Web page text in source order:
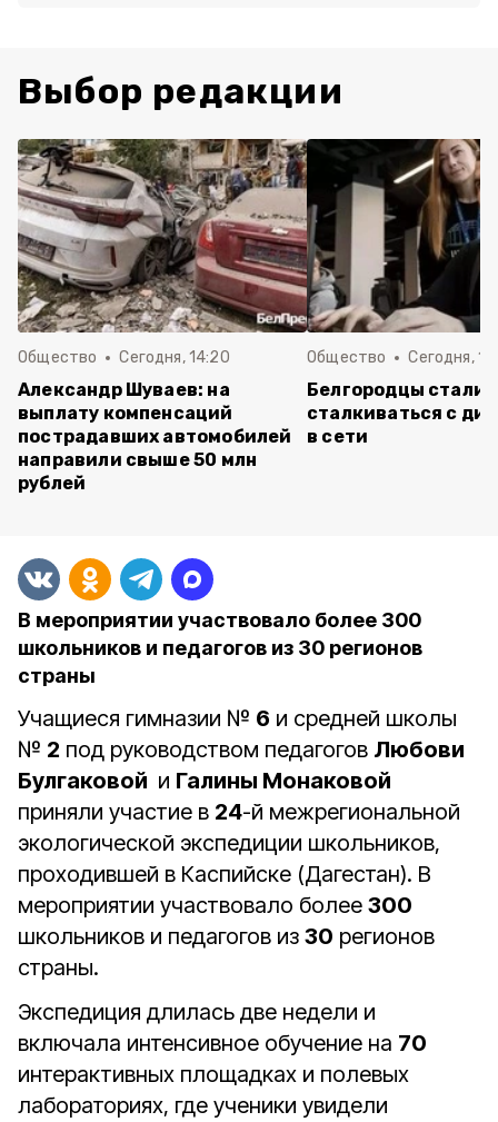
Выбор редакции
Общество Сегодня, 14:20
Александр Шуваев: на
выплату компенсаций
пострадавших автомобилей
направили свыше 50 млн
рублей
Общество Сегодня,
Белгородцы стали
сталкиваться с
в сети
В мероприятии участвовало более 300
школьников и педагогов из 30 регионов
страны
Учащиеся гимназии № 6 и средней школы
№ 2 под руководством педагогов Любови
Булгаковой и Галины Монаковой
приняли участие в 24-й межрегиональной
экологической экспедиции школьников,
проходившей в Каспийске (Дагестан). В
мероприятии участвовало более 300
школьников и педагогов из 30 регионов
страны.
Экспедиция длилась две недели и
включала интенсивное обучение на 70
интерактивных площадках и полевых
лабораториях, где ученики увидели